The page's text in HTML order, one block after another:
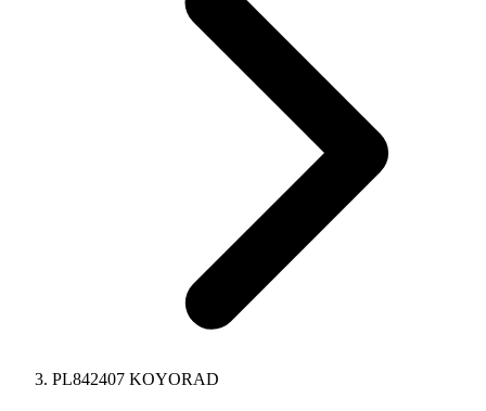
PL842407 KOYORAD